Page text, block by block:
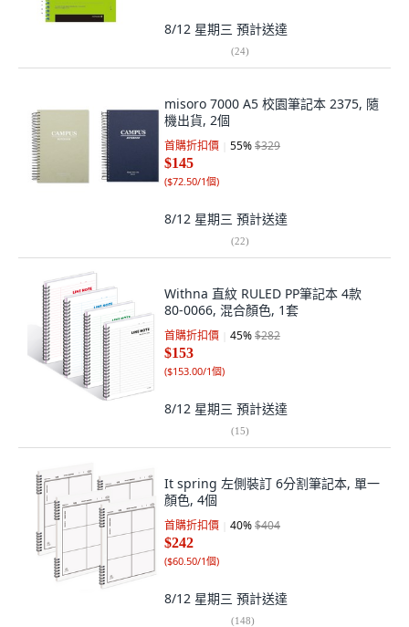
8/12 星期三 預計送達
(24)
misoro 7000 A5 校園筆記本 2375, 隨
機出貨, 2個
首購折扣價 55%$329
$145
($72.50/1個)
8/12 星期三 預計送達
(22)
Withna 直紋 RULED PP筆記本 4款
80-0066, 混合顏色, 1套
首購折扣價 45%$282
$153
($153.00/1個)
8/12 星期三 預計送達
(15)
It spring 左側裝訂 6分割筆記本, 單一
顏色, 4個
首購折扣價 40%$404
$242
($60.50/1個)
8/12 星期三 預計送達
(148)